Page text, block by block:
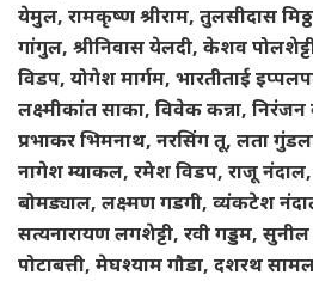
येमुल, रामकृष्ण श्रीराम, तुलसीदास
गांगुल, श्रीनिवास येलदी, केशव
विडप, योगेश मार्गम, भारतीताई
लक्ष्मीकांत साका, विवेक कन्ना,
प्रभाकर भिमनाथ, नरसिंग तू, लता
नागेश म्याकल, रमेश विडप, राजू
बोमड्याल, लक्ष्मण गडगी, व्यंकटेश
सत्यनारायण लगशेट्टी, रवी गड्डम, सुनील
पोटाबत्ती, मेघश्याम गौडा, दशरथ